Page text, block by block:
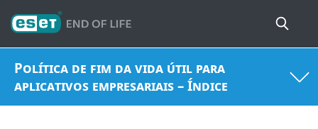
Política de fim da vida útil para
aplicativos empresariais – Índice